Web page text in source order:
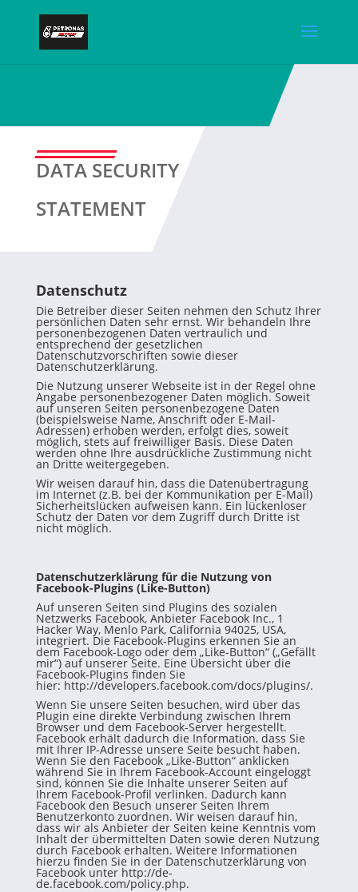
DATA SECURITY
STATEMENT
Datenschutz
Die Betreiber dieser Seiten nehmen den Schutz Ihrer
persönlichen Daten sehr ernst. Wir behandeln Ihre
personenbezogenen Daten vertraulich und
entsprechend der gesetzlichen
Datenschutzvorschriften sowie dieser
Datenschutzerklärung.
Die Nutzung unserer Webseite ist in der Regel ohne
Angabe personenbezogener Daten möglich. Soweit
auf unseren Seiten personenbezogene Daten
(beispielsweise Name, Anschrift oder E-Mail-
Adressen) erhoben werden, erfolgt dies, soweit
möglich, stets auf freiwilliger Basis. Diese Daten
werden ohne Ihre ausdrückliche Zustimmung nicht
an Dritte weitergegeben.
Wir weisen darauf hin, dass die Datenübertragung
im Internet (z.B. bei der Kommunikation per E-Mail)
Sicherheitslücken aufweisen kann. Ein lückenloser
Schutz der Daten vor dem Zugriff durch Dritte ist
nicht möglich.
Datenschutzerklärung für die Nutzung von
Facebook-Plugins (Like-Button)
Auf unseren Seiten sind Plugins des sozialen
Netzwerks Facebook, Anbieter Facebook Inc., 1
Hacker Way, Menlo Park, California 94025, USA,
integriert. Die Facebook-Plugins erkennen Sie an
dem Facebook-Logo oder dem „Like-Button“ („Gefällt
mir“) auf unserer Seite. Eine Übersicht über die
Facebook-Plugins finden Sie
hier: http://developers.facebook.com/docs/plugins/.
Wenn Sie unsere Seiten besuchen, wird über das
Plugin eine direkte Verbindung zwischen Ihrem
Browser und dem Facebook-Server hergestellt.
Facebook erhält dadurch die Information, dass Sie
mit Ihrer IP-Adresse unsere Seite besucht haben.
Wenn Sie den Facebook „Like-Button“ anklicken
während Sie in Ihrem Facebook-Account eingeloggt
sind, können Sie die Inhalte unserer Seiten auf
Ihrem Facebook-Profil verlinken. Dadurch kann
Facebook den Besuch unserer Seiten Ihrem
Benutzerkonto zuordnen. Wir weisen darauf hin,
dass wir als Anbieter der Seiten keine Kenntnis vom
Inhalt der übermittelten Daten sowie deren Nutzung
durch Facebook erhalten. Weitere Informationen
hierzu finden Sie in der Datenschutzerklärung von
Facebook unter http://de-
de.facebook.com/policy.php.